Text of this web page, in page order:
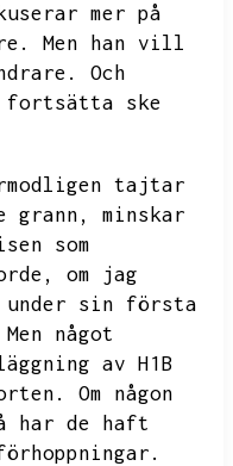
mer på
Men han vill
Och
fortsätta ske
tajtar
minskar
som
om jag
under sin första
Men något
av H1B
Om någon
har de haft